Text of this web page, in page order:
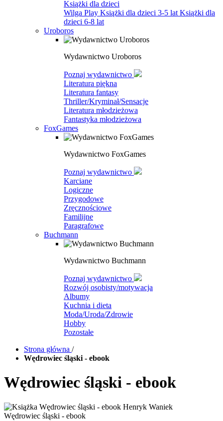
Książki dla dzieci
Wilga Play Książki dla dzieci 3-5 lat Książki dla
dzieci 6-8 lat
Uroboros
Wydawnictwo Uroboros
Poznaj wydawnictwo
Literatura piękna
Literatura fantasy
Thriller/Kryminał/Sensacje
Literatura młodzieżowa
Fantastyka młodzieżowa
FoxGames
Wydawnictwo FoxGames
Poznaj wydawnictwo
Karciane
Logiczne
Przygodowe
Zręcznościowe
Familijne
Paragrafowe
Buchmann
Wydawnictwo Buchmann
Poznaj wydawnictwo
Rozwój osobisty/motywacja
Albumy
Kuchnia i dieta
Moda/Uroda/Zdrowie
Hobby
Pozostałe
Strona główna /
Wędrowiec śląski - ebook
Wędrowiec śląski - ebook
Wędrowiec śląski - ebook